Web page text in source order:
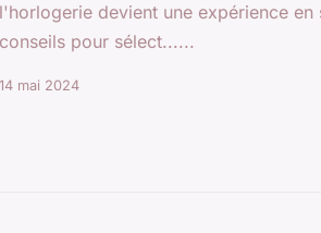
l'horlogerie devient une expérience
conseils pour sélect......
14 mai 2024